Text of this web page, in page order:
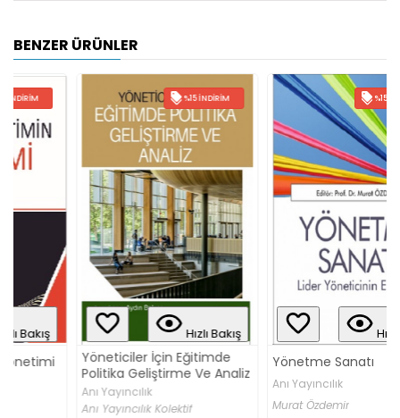
BENZER ÜRÜNLER
%15 İNDIRIM
Hızlı Bakış
Yöneticiler İçin Eğitimde
Politika Geliştirme Ve Analiz
Anı Yayıncılık
Anı Yayıncılık Kolektif
%15 İNDIRIM
Hızlı Bakış
Yönetme Sanatı
Anı Yayıncılık
Murat Özdemir